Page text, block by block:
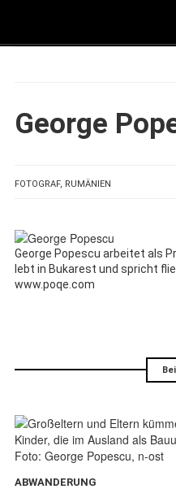
George
FOTOGRAF, RUMÄNIEN
George Popescu arbeitet als
lebt in Bukarest und spricht
www.poqe.com
ABWANDERUNG